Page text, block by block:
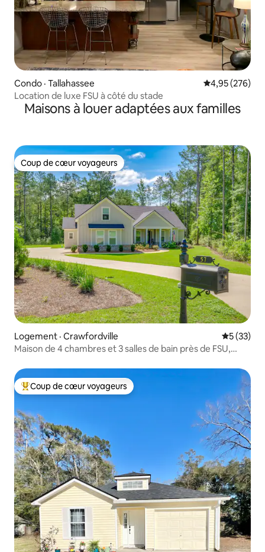
Condo · Tallahassee Note
4,95 (276)
Location de luxe FSU à côté du stade
Maisons à louer adaptées aux familles
Coup de cœur voyageurs
Coup de cœur voyageurs
Logement · Crawfordville Note
5 (33)
Maison de 4 chambres et 3 salles de bain près de FSU,
Coup de cœur voyageurs parmi les plus aimés
Coup de cœur voyageurs